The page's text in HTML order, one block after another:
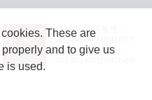
JASRAC許諾番号：
9024936001Y45037
JASRAC許諾番号：
These are
and to give us
is used.